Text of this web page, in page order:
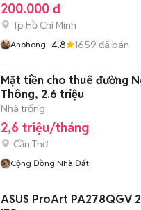
200.000 đ
Tp Hồ Chí Minh
Anphong 4.8 1659 đã bán
Mặt tiền cho thuê đường
Thông, 2.6 triệu
Nhà trống
2,6 triệu/tháng
Cần Thơ
Cộng Đồng Nhà Đất
ASUS ProArt PA278QGV